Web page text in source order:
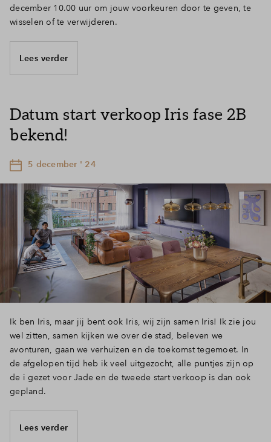
december 10.00 uur om jouw voorkeuren door te geven, te
wisselen of te verwijderen.
Lees verder
Datum start verkoop Iris fase 2B
bekend!
5 december ' 24
Ik ben Iris, maar jij bent ook Iris, wij zijn samen Iris! Ik zie jou
wel zitten, samen kijken we over de stad, beleven we
avonturen, gaan we verhuizen en de toekomst tegemoet. In
de afgelopen tijd heb ik veel uitgezocht, alle puntjes zijn op
de i gezet voor Jade en de tweede start verkoop is dan ook
gepland.
Lees verder